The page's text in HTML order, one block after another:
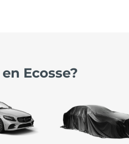
Ecosse?